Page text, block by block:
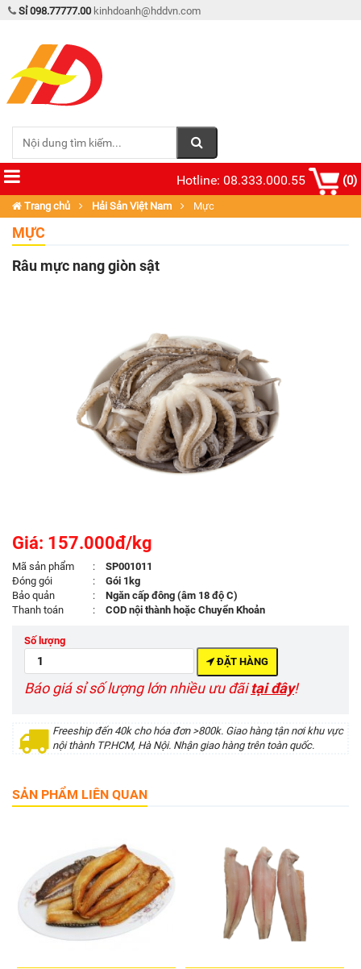
Sỉ 098.77777.00 kinhdoanh@hddvn.com
Hotline: 08.333.000.55 (0)
Trang chủ Hải Sản Việt Nam Mực
MỰC
Râu mực nang giòn sật
Giá: 157.000đ/kg
Mã sản phẩm :
SP001011
Đóng gói
:
Gói 1kg
Bảo quản
:
Ngăn cấp đông (âm 18 độ C)
Thanh toán
: COD nội thành hoặc Chuyển Khoản
Số lượng
ĐẶT HÀNG
Báo giá sỉ số lượng lớn nhiều ưu đãitại đây!
Freeship đến 40k cho hóa đơn >800k. Giao hàng tận nơi khu vực
nội thành TP.HCM, Hà Nội. Nhận giao hàng trên toàn quốc.
SẢN PHẨM LIÊN QUAN